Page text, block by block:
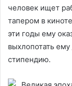
человек ищет
тапером в
эти годы ему
выхлопотать
стипендию.